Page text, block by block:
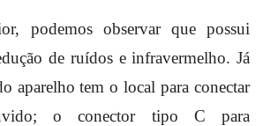
podemos observar que possui
de ruídos e infravermelho. Já
aparelho tem o local para conectar
o conector tipo C para